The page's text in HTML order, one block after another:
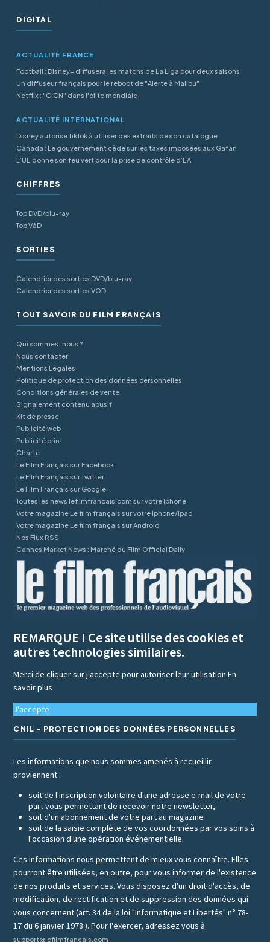
DIGITAL
ACTUALITÉ FRANCE
Football : Disney+ diffusera les matchs de La Liga pour deux saisons
Un diffuseur français pour le reboot de "Alerte à Malibu"
Netflix : "GIGN" dans l'élite mondiale
ACTUALITÉ INTERNATIONAL
Disney autorise TikTok à utiliser des extraits de son catalogue
Canada : Le gouvernement cède sur les taxes imposées aux Gafan
L’UE donne son feu vert pour la prise de contrôle d’EA
CHIFFRES
Top DVD/blu-ray
Top VàD
SORTIES
Calendrier des sorties DVD/blu-ray
Calendrier des sorties VOD
TOUT SAVOIR DU FILM FRANÇAIS
Qui sommes-nous ?
Nous contacter
Mentions Légales
Politique de protection des données personnelles
Conditions générales de vente
Signalement contenu abusif
Kit de presse
Publicité web
Publicité print
Charte
Le Film Français sur Facebook
Le Film Français sur Twitter
Le Film Français sur Google+
Toutes les news lefilmfrancais.com sur votre Iphone
Votre magazine Le film français sur votre Iphone/Ipad
Votre magazine Le film français sur Android
Nos Flux RSS
Cannes Market News : Marché du Film Official Daily
REMARQUE ! Ce site utilise des cookies et
autres technologies similaires.
Merci de cliquer sur j'accepte pour autoriser leur utilisationEn
savoir plus
J'accepte
CNIL - PROTECTION DES DONNÉES PERSONNELLES
Les informations que nous sommes amenés à recueillir
proviennent :
soit de l'inscription volontaire d'une adresse e-mail de votre
part vous permettant de recevoir notre newsletter,
soit d'un abonnement de votre part au magazine
soit de la saisie complète de vos coordonnées par vos soins à
l'occasion d'une opération événementielle.
Ces informations nous permettent de mieux vous connaître. Elles
pourront être utilisées, en outre, pour vous informer de l'existence
de nos produits et services. Vous disposez d'un droit d'accès, de
modification, de rectification et de suppression des données qui
vous concernent (art. 34 de la loi "Informatique et Libertés" n° 78-
17 du 6 janvier 1978 ). Pour l'exercer, adressez vous à
support@lefilmfrancais.com